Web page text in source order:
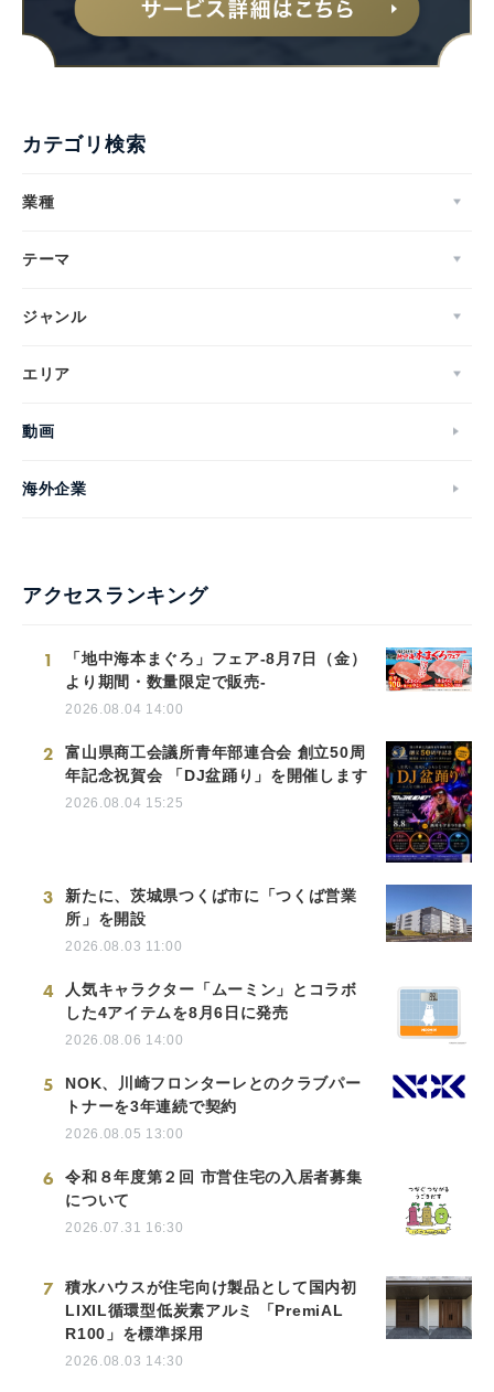
カテゴリ検索
業種
テーマ
ジャンル
エリア
動画
海外企業
アクセスランキング
1
「地中海本まぐろ」フェア-8月7日（金）
より期間・数量限定で販売-
2026.08.04 14:00
2
富山県商工会議所青年部連合会 創立50周
年記念祝賀会 「DJ盆踊り」を開催します
2026.08.04 15:25
3
新たに、茨城県つくば市に「つくば営業
所」を開設
2026.08.03 11:00
4
人気キャラクター「ムーミン」とコラボ
した4アイテムを8月6日に発売
2026.08.06 14:00
5
NOK、川崎フロンターレとのクラブパー
トナーを3年連続で契約
2026.08.05 13:00
6
令和８年度第２回 市営住宅の入居者募集
について
2026.07.31 16:30
7
積水ハウスが住宅向け製品として国内初
LIXIL循環型低炭素アルミ 「PremiAL
R100」を標準採用
2026.08.03 14:30